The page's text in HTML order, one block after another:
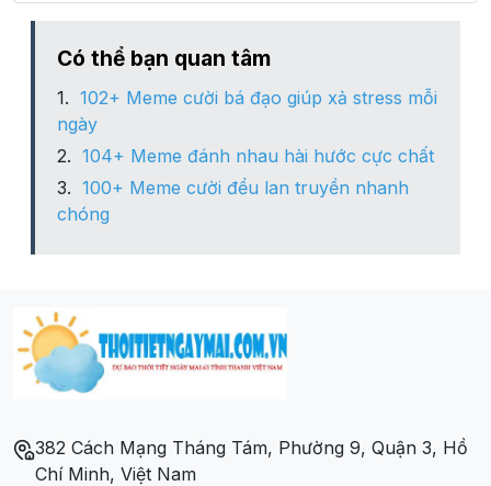
Xã Nghĩa Bình
Xã Nghĩa Trung
Xã Phú Sơn
Xã Thọ Sơn
Có thể bạn quan tâm
102+ Meme cười bá đạo giúp xả stress mỗi
ngày
104+ Meme đánh nhau hài hước cực chất
100+ Meme cười đểu lan truyền nhanh
chóng
382 Cách Mạng Tháng Tám, Phường 9, Quận 3, Hồ
Chí Minh, Việt Nam